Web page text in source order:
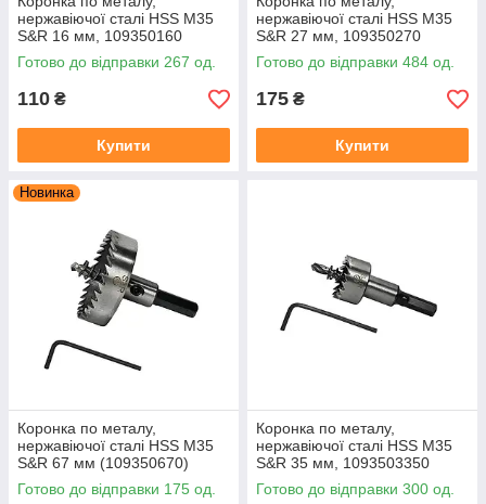
нержавіючої сталі HSS М35
S&R 16 мм, 109350160
Готово до відправки 267 од.
110 ₴
Купити
нержавіючої сталі HSS М35
S&R 27 мм, 109350270
Готово до відправки 484 од.
175 ₴
Купити
Новинка
Коронка по металу,
нержавіючої сталі HSS М35
S&R 67 мм (109350670)
Готово до відправки 175 од.
Коронка по металу,
нержавіючої сталі HSS М35
S&R 35 мм, 1093503350
Готово до відправки 300 од.